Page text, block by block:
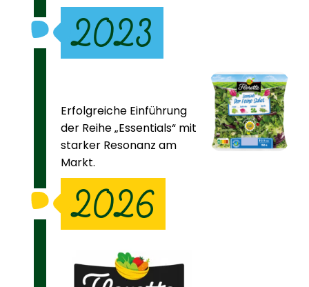
2023
Erfolgreiche Einführung
der Reihe „Essentials“ mit
starker Resonanz am
Markt.
2026